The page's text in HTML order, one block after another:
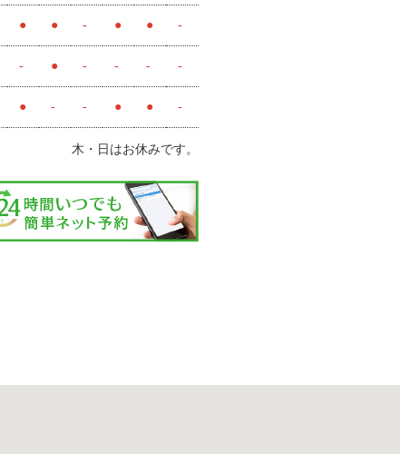
● ● - ● ● -
- ● - - - -
● - - ● ● -
木・日はお休みです。